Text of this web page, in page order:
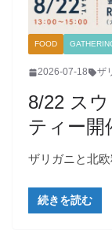
FOOD
2026-07-18 ザ
8/22 ス
ティー開
ザリガニと北
続きを読む